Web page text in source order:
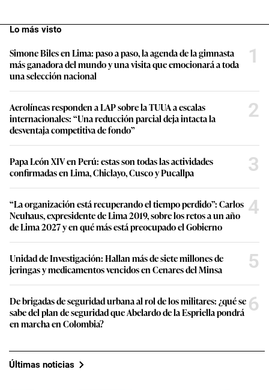
Lo más visto
Simone Biles en Lima: paso a paso, la agenda de la gimnasta
más ganadora del mundo y una visita que emocionará a toda
una selección nacional
1
Aerolíneas responden a LAP sobre la TUUA a escalas
internacionales: “Una reducción parcial deja intacta la
desventaja competitiva de fondo”
2
Papa León XIV en Perú: estas son todas las actividades
confirmadas en Lima, Chiclayo, Cusco y Pucallpa
3
“La organización está recuperando el tiempo perdido”: Carlos
Neuhaus, expresidente de Lima 2019, sobre los retos a un año
de Lima 2027 y en qué más está preocupado el Gobierno
4
Unidad de Investigación: Hallan más de siete millones de
jeringas y medicamentos vencidos en Cenares del Minsa
5
De brigadas de seguridad urbana al rol de los militares: ¿qué se
sabe del plan de seguridad que Abelardo de la Espriella pondrá
en marcha en Colombia?
6
Últimas noticias